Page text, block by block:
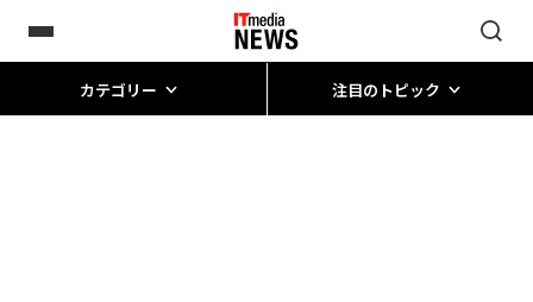
カテゴリー 注目のトピック